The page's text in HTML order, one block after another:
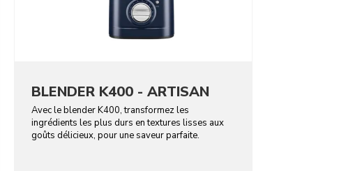
BLENDER K400 - ARTISAN
Avec le blender K400, transformez les
ingrédients les plus durs en textures lisses aux
goûts délicieux, pour une saveur parfaite.